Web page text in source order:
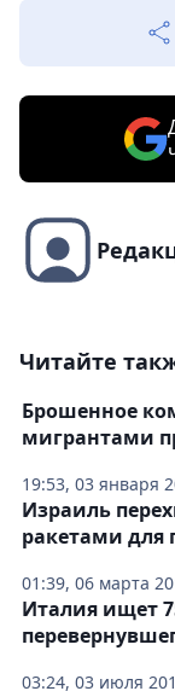
Читайте
19:53, 03 января
Брошенное
мигрантами
01:39, 06 марта
Израиль
ракетами для
03:24, 03 июля
Италия ищет